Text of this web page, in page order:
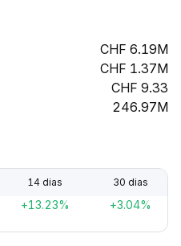
6.19M
1.37M
9.33
246.97M
14 dias 30 dias
+13.23% +3.04%